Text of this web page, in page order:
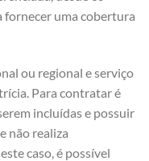
fornecer uma cobertura
ou regional e serviço
Para contratar é
incluídas e possuir
não realiza
caso, é possível